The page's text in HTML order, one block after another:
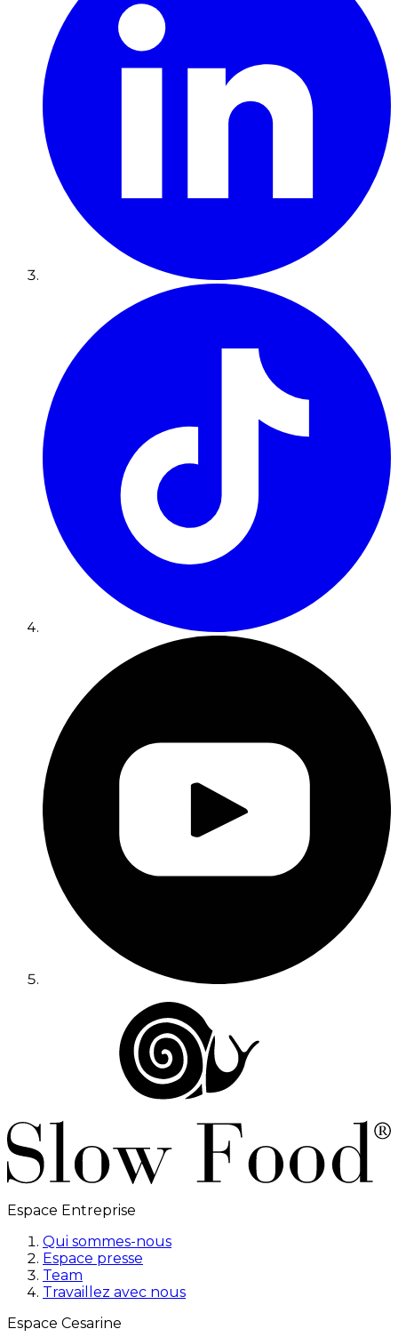
Espace Entreprise
Qui sommes-nous
Espace presse
Team
Travaillez avec nous
Espace Cesarine